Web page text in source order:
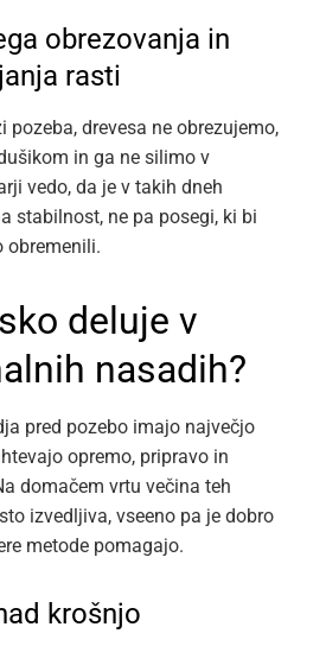
obrezovanja in
rasti
pozeba, drevesa ne obrezujemo,
in ga ne silimo v
vedo, da je v takih dneh
stabilnost, ne pa posegi, ki bi
obremenili.
deluje v
nasadih?
pred pozebo imajo največjo
opremo, pripravo in
domačem vrtu večina teh
izvedljiva, vseeno pa je dobro
metode pomagajo.
krošnjo